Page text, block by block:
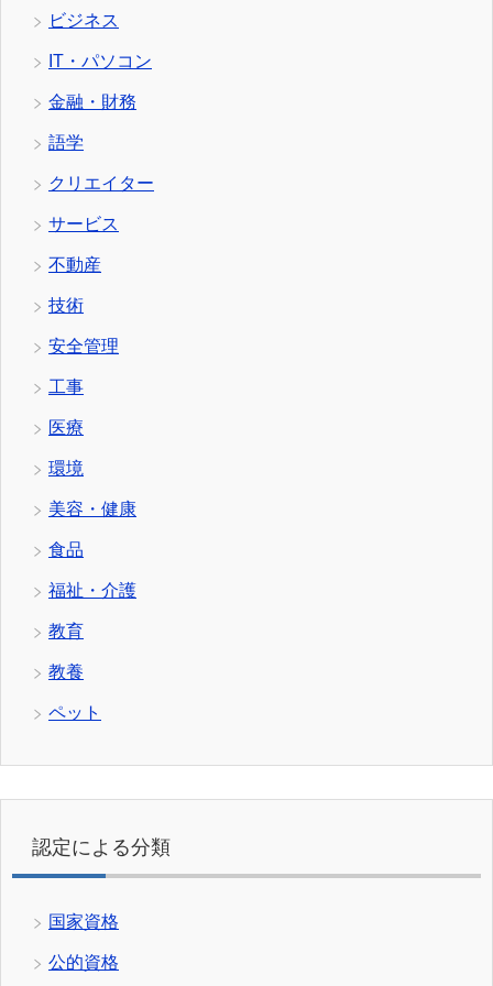
ビジネス
IT・パソコン
金融・財務
語学
クリエイター
サービス
不動産
技術
安全管理
工事
医療
環境
美容・健康
食品
福祉・介護
教育
教養
ペット
認定による分類
国家資格
公的資格